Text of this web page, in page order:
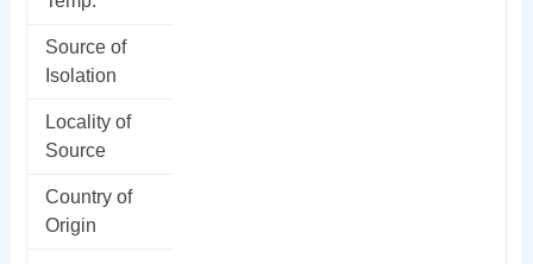
Source of
Isolation
Locality of
Source
Country of
Origin